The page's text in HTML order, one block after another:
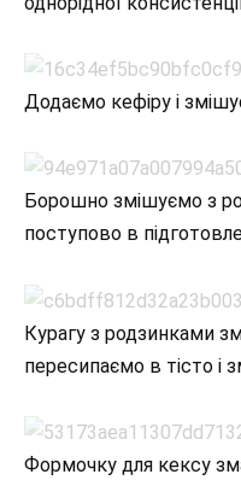
Додаємо кефіру і
Борошно змішуємо з
поступово в
Курагу з родзинками
пересипаємо в тісто і
Формочку для кексу